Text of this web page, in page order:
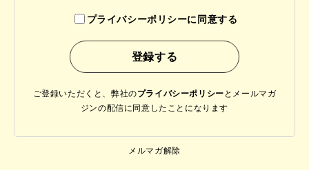
プライバシーポリシーに同意する
ご登録いただくと、弊社のプライバシーポリシー と メールマガ
ジンの配信に同意したことになります
メルマガ解除